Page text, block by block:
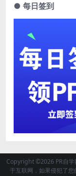
● 每日签到
Copyright ©2026 PR自学
于互联网，如果侵犯了您